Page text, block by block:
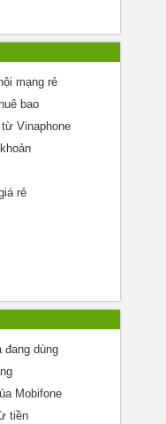
mạng rẻ
bao
Vinaphone
rẻ
đang dùng
Mobifone
tiền